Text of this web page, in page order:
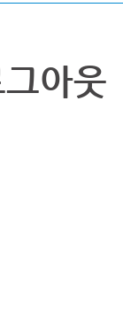
아웃